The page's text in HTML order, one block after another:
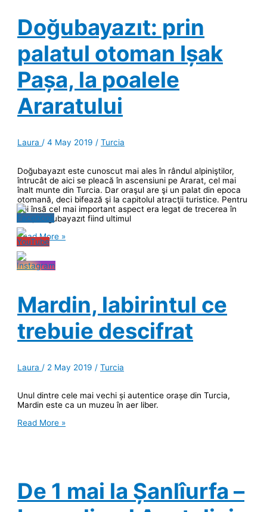
Doğubayazıt: prin
palatul otoman Ișak
Pașa, la poalele
Araratului
Laura/4 May 2019/Turcia
Doğubayazıt este cunoscut mai ales în rândul alpiniştilor,
întrucât de aici se pleacă în ascensiuni pe Ararat, cel mai
înalt munte din Turcia. Dar oraşul are şi un palat din epoca
otomană, deci bifează şi la capitolul atracţii turistice. Pentru
noi însă cel mai important aspect era legat de trecerea în
Iran, Doğubayazıt fiind ultimul
Doğubayazıt:
prin
palatul
otoman
Ișak
poalele
Araratului
Read More »
Mardin, labirintul ce
trebuie descifrat
Laura / 2 May 2019 /Turcia
Unul dintre cele mai vechi și autentice orașe din Turcia,
Mardin este ca un muzeu în aer liber.
Mardin,
Read More »
De 1 mai la Șanlîurfa –